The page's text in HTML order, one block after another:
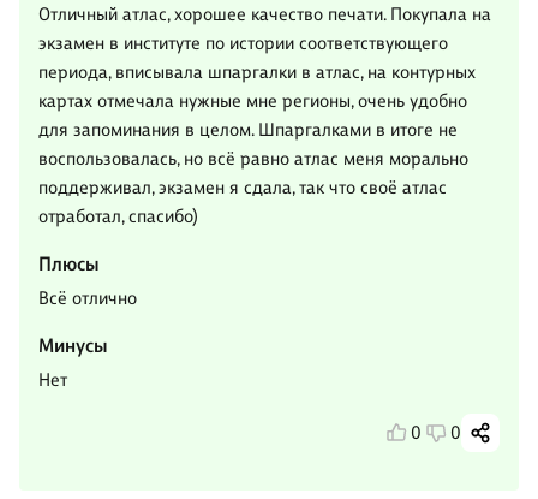
Отличный атлас, хорошее качество печати. Покупала на
экзамен в институте по истории соответствующего
периода, вписывала шпаргалки в атлас, на контурных
картах отмечала нужные мне регионы, очень удобно
для запоминания в целом. Шпаргалками в итоге не
воспользовалась, но всё равно атлас меня морально
поддерживал, экзамен я сдала, так что своё атлас
отработал, спасибо)
Плюсы
Всё отлично
Минусы
Нет
0 0